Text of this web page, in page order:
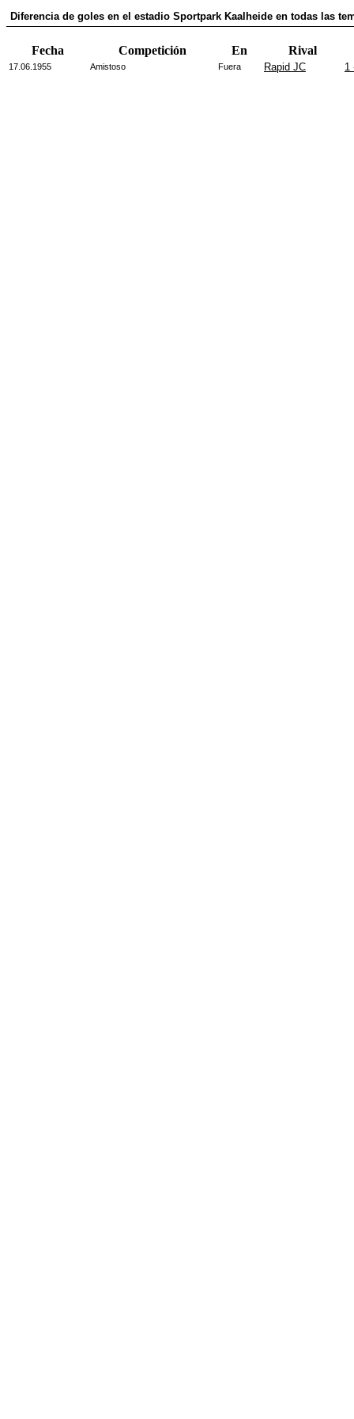
Diferencia de goles en el estadio Sportpark Kaalheide en todas las
Fecha Competición En Rival
17.06.1955 Amistoso Fuera Rapid JC 1